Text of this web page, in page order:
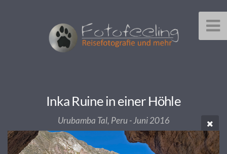
Inka Ruine in einer Höhle
Urubamba Tal, Peru - Juni 2016